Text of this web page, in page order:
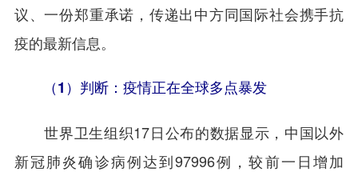
议、一份郑重承诺，传递出中方同国际社会携手抗
疫的最新信息。
（1）判断：疫情正在全球多点暴发
世界卫生组织17日公布的数据显示，中国以外
新冠肺炎确诊病例达到97996例，较前一日增加